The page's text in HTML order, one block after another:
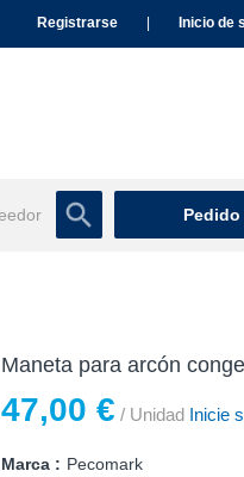
Registrarse Inicio de
Maneta para arcón
47,00 € / Unidad Inicie
Marca : Pecomark